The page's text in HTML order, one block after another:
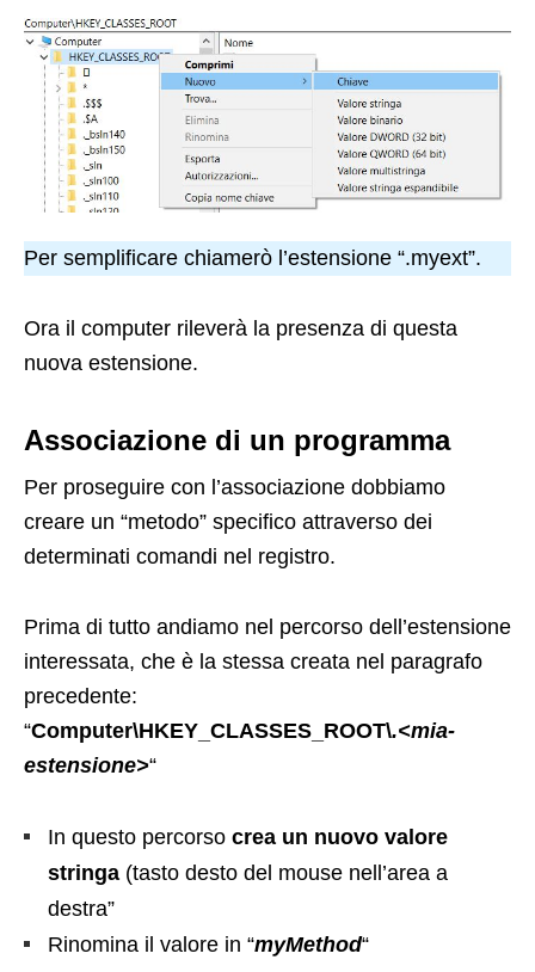
Per semplificare chiamerò l’estensione “.myext”.
Ora il computer rileverà la presenza di questa
nuova estensione.
Associazione di un programma
Per proseguire con l’associazione dobbiamo
creare un “metodo” specifico attraverso dei
determinati comandi nel registro.
Prima di tutto andiamo nel percorso dell’estensione
interessata, che è la stessa creata nel paragrafo
precedente:
“Computer\HKEY_CLASSES_ROOT\.<mia-
estensione>“
In questo percorso crea un nuovo valore
stringa (tasto desto del mouse nell’area a
destra”
Rinomina il valore in “myMethod“